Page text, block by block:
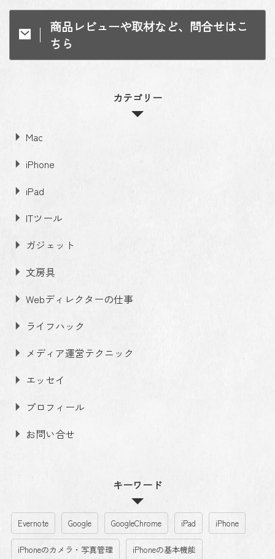
商品レビューや取材など、問合せはこ
ちら
カテゴリー
Mac
iPhone
iPad
ITツール
ガジェット
文房具
Webディレクターの仕事
ライフハック
メディア運営テクニック
エッセイ
プロフィール
お問い合せ
キーワード
Evernote Google GoogleChrome iPad iPhone
iPhoneのカメラ・写真管理 iPhoneの基本機能